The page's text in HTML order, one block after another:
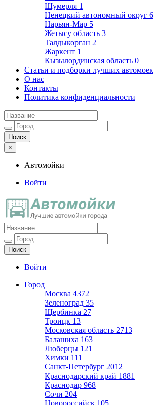
Шумерля 1
Ненецкий автономный округ 6
Нарьян-Мар 5
Жетысу область 3
Талдыкорган 2
Жаркент 1
Кызылординская область 0
Статьи и подборки лучших автомоек
О нас
Контакты
Политика конфиденциальности
×
Автомойки
Войти
Автомойки
Ещё один сайт на WordPress
Войти
Город
Москва 4372
Зеленоград 35
Щербинка 27
Троицк 13
Московская область 2713
Балашиха 163
Люберцы 121
Химки 111
Санкт-Петербург 2012
Краснодарский край 1881
Краснодар 968
Сочи 204
Новороссийск 105